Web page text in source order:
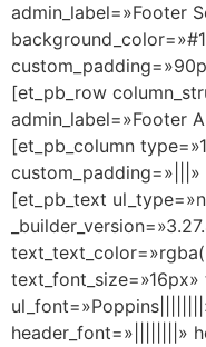
admin_label=»Footer
[et_pb_row
admin_label=»Footer
[et_pb_column
[et_pb_text
text_font_size=»16px»
header_font=»||||||||»